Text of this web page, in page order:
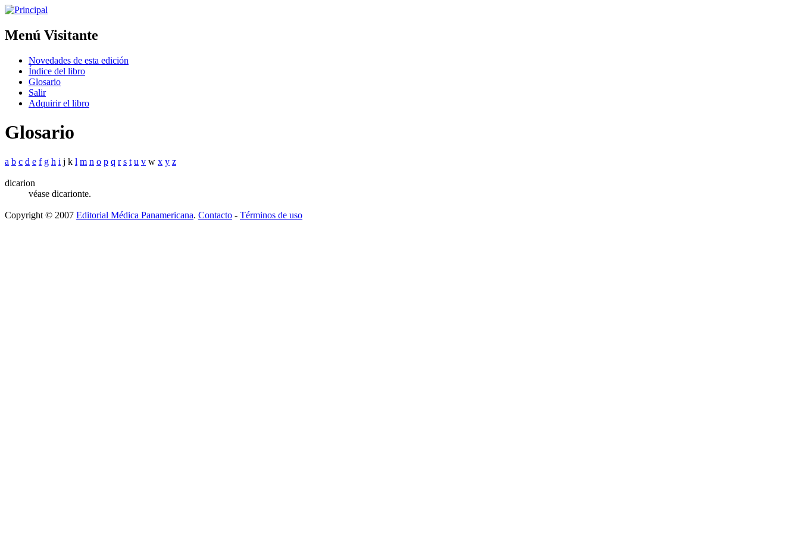
Menú Visitante
Novedades de esta edición
Índice del libro
Glosario
Salir
Adquirir el libro
Glosario
a b c d e f g h i j k l m n o p q r s t u v w x y z
dicarion
véase dicarionte.
Copyright © 2007 Editorial Médica Panamericana. Contacto - Términos de uso